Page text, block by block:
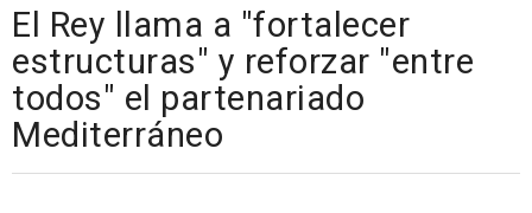
El Rey llama a "fortalecer
estructuras" y reforzar "entre
todos" el partenariado
Mediterráneo